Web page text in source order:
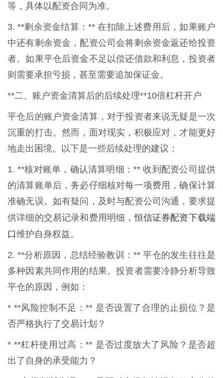
等，具体以配资合同为准。
3. **剩余资金结算：** 在扣除上述费用后，如果账户
中还有剩余资金，配资公司会将剩余资金返还给投资
者。如果平仓后资金不足以偿还借款和利息，投资者
则需要承担亏损，甚至需要追加保证金。
**二、账户资金清算后的后续处理**10倍杠杆开户
平仓后的账户资金清算，对于投资者来说无疑是一次
沉重的打击。然而，面对现实，积极应对，才能更好
地走出困境。以下是一些后续处理的建议：
1. **核对账单，确认清算明细：** 收到配资公司提供
的清算账单后，务必仔细核对每一项费用，确保计算
准确无误。如有疑问，及时与配资公司沟通，要求提
供详细的交易记录和费用明细，恒信证券配资下载端
口维护自身权益。
2. **分析原因，总结经验教训：** 平仓的发生往往是
多种因素共同作用的结果。投资者需要冷静分析导致
平仓的原因，例如：
* **风险控制不足：** 是否设置了合理的止损位？是
否严格执行了交易计划？
* **杠杆使用过高：** 是否过度放大了风险？是否超
出了自身的承受能力？